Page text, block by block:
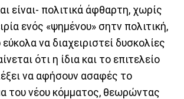
είναι- πολιτικά άφθαρτη, χωρίς
ενός «ψημένου» σητν πολιτική,
να διαχειριστεί δυσκολίες
ότι η ίδια και το επιτελείο
να αφήσουν ασαφές το
του νέου κόμματος, θεωρώντας